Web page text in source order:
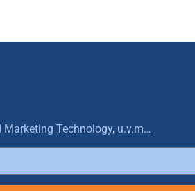
Technology, u.v.m…